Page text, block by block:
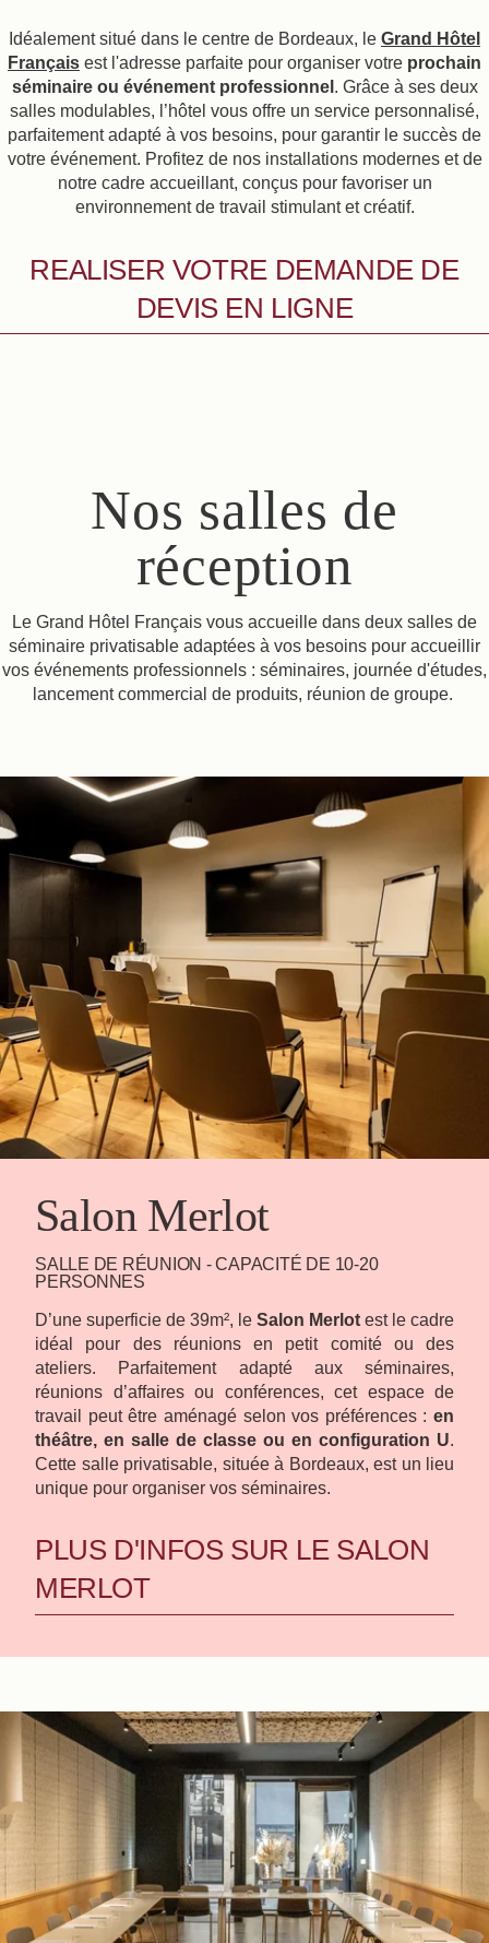
Idéalement situé dans le centre de Bordeaux, le Grand Hôtel
Français est l'adresse parfaite pour organiser votre prochain
séminaire ou événement professionnel . Grâce à ses deux
salles modulables, l’hôtel vous offre un service personnalisé,
parfaitement adapté à vos besoins, pour garantir le succès de
votre événement. Profitez de nos installations modernes et de
notre cadre accueillant, conçus pour favoriser un
environnement de travail stimulant et créatif.
REALISER VOTRE DEMANDE DE
DEVIS EN LIGNE
Nos salles de
réception
Le Grand Hôtel Français vous accueille dans deux salles de
séminaire privatisable adaptées à vos besoins pour accueillir
vos événements professionnels : séminaires, journée d'études,
lancement commercial de produits, réunion de groupe.
Salon Merlot
SALLE DE RÉUNION - CAPACITÉ DE 10-20
PERSONNES
D’une superficie de 39m², le Salon Merlot est le cadre
idéal pour des réunions en petit comité ou des
ateliers. Parfaitement adapté aux séminaires,
réunions d’affaires ou conférences, cet espace de
travail peut être aménagé selon vos préférences : en
théâtre, en salle de classe ou en configuration U.
Cette salle privatisable, située à Bordeaux, est un lieu
unique pour organiser vos séminaires.
PLUS D'INFOS SUR LE SALON
MERLOT